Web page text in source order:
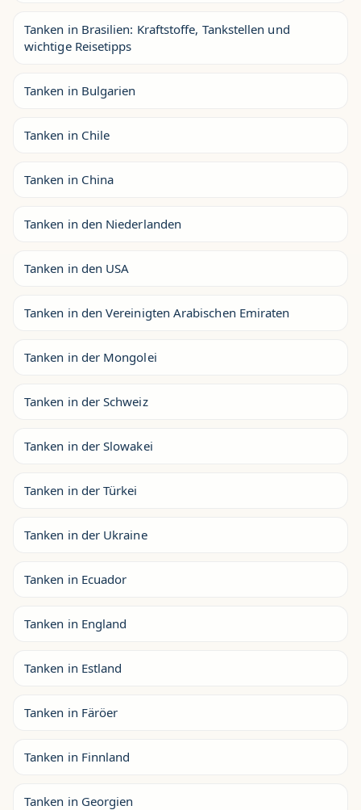
Tanken in Brasilien: Kraftstoffe, Tankstellen und
wichtige Reisetipps
Tanken in Bulgarien
Tanken in Chile
Tanken in China
Tanken in den Niederlanden
Tanken in den USA
Tanken in den Vereinigten Arabischen Emiraten
Tanken in der Mongolei
Tanken in der Schweiz
Tanken in der Slowakei
Tanken in der Türkei
Tanken in der Ukraine
Tanken in Ecuador
Tanken in England
Tanken in Estland
Tanken in Färöer
Tanken in Finnland
Tanken in Georgien